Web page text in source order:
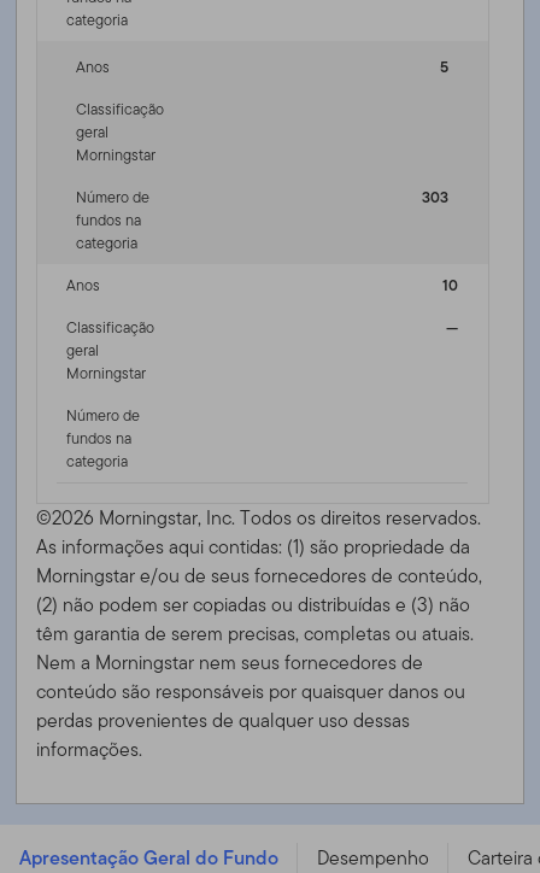
categoria
Anos
5
Classificação
geral
Morningstar
Número de
fundos na
categoria
303
Anos
10
Classificação
geral
Morningstar
—
Número de
fundos na
categoria
©2026 Morningstar, Inc. Todos os direitos reservados.
As informações aqui contidas: (1) são propriedade da
Morningstar e/ou de seus fornecedores de conteúdo,
(2) não podem ser copiadas ou distribuídas e (3) não
têm garantia de serem precisas, completas ou atuais.
Nem a Morningstar nem seus fornecedores de
conteúdo são responsáveis ​​por quaisquer danos ou
perdas provenientes de qualquer uso dessas
informações.
ACC H - IE000WY53NA6
Apresentação Geral do Fundo Desempenho